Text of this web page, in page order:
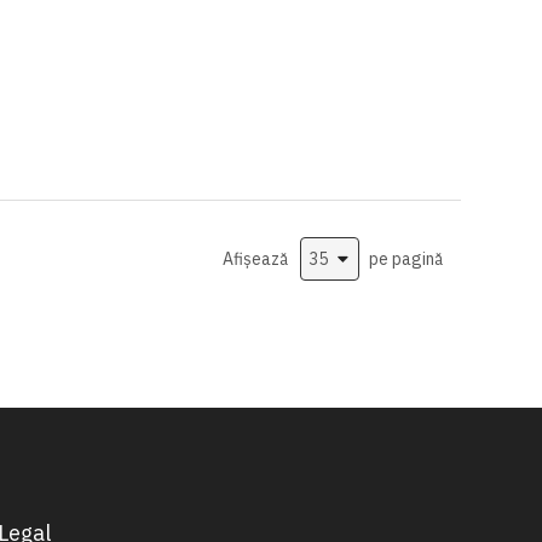
Afișează
pe pagină
Legal